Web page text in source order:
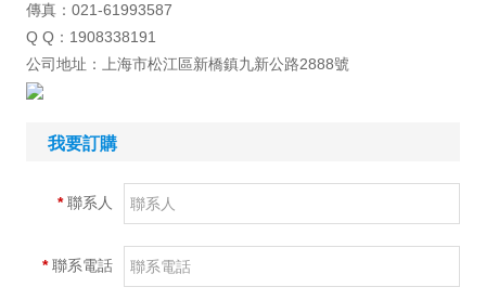
傳真：021-61993587
Q Q：1908338191
公司地址：上海市松江區新橋鎮九新公路2888號
我要訂購
*聯系人
*聯系電話